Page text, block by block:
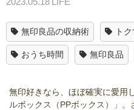
無印良品の収納術 ト
おうち時間 無印良品
無印好きなら、ほぼ確実に愛用
ルボックス（PPボックス）」